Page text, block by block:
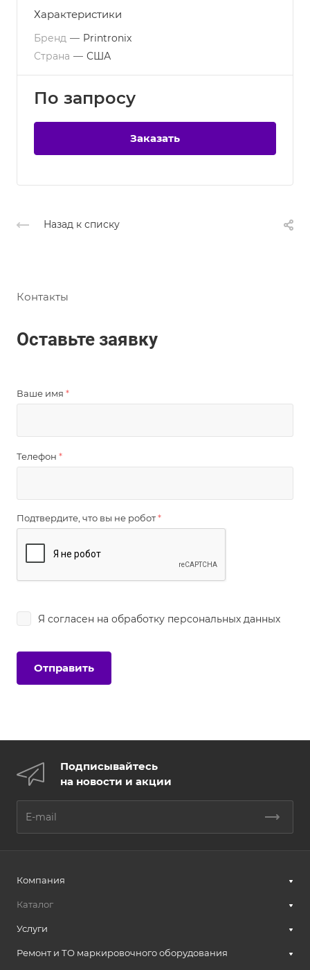
Характеристики
Бренд — Printronix
Страна — США
По запросу
Заказать
Назад к списку
Контакты
Оставьте заявку
Ваше имя *
Телефон *
Подтвердите, что вы не робот*
Я согласен на обработку персональных данных
Подписывайтесь
на новости и акции
Компания
Каталог
Услуги
Ремонт и ТО маркировочного оборудования